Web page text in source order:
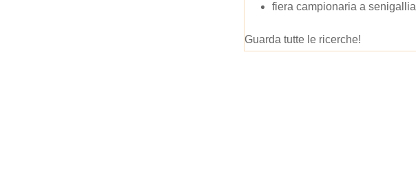
fiera campionaria a senigallia
Guarda tutte le ricerche!